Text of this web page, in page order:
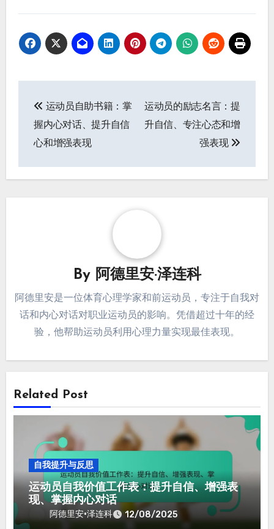
navigation
运动员自助书籍：掌
握内心对话、提升自信
心和增强表现
运动员的励志名言：提
升自信、专注心态和增
强表现
By 阿德里安·泽连科
阿德里安是一位体育心理学家和前运动员，专注于自我对
话和内心对话对职业运动员的影响。凭借超过十年的经
验，他帮助运动员利用心理力量实现最佳表现。
Related Post
自我提升与反思
运动员自我价值工作表：提升自信、增强表
现、掌握内心对话
阿德里安·泽连科 12/08/2025